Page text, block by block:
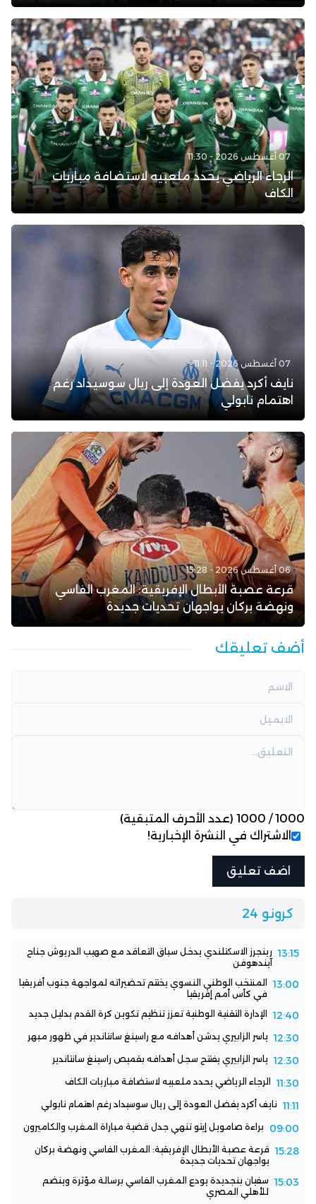
07 أغسطس 2026 - 11:30
الرجاء الرياضي يحدد ملعبيه لاستضافة مباريات
الكاف
07 أغسطس 2026 - 11:11
نايف أكرد يفضل العودة إلى ريال سوسيداد رغم
اهتمام نابولي
06 أغسطس 2026 - 15:28
قرعة عصبة الأبطال الإفريقية: المغرب الفاسي
ونهضة بركان يواجهان تحديات جديدة
أضف تعليقك
1000
/
1000 (عدد الأحرف المتبقية)
الاشتراك في النشرة الإخبارية!
كرونو 24
13:15 رينجرز الاسكتلندي يدخل سباق التعاقد مع صهيب الدريوش جناح
آيندهوفن
13:00
المنتخب الوطني النسوي يختتم تحضيراته لمواجهة جنوب أفريقيا
في كأس أمم إفريقيا
12:40 الإدارة التقنية الوطنية تعزز تنظيم تكوين كرة القدم بدليل جديد
12:30 ياسر الزابيري يدشن أهدافه مع راسينغ سانتاندير في ظهور مبهر
12:30 ياسر الزابيري يفتتح سجل أهدافه بقميص راسينغ سانتاندير
11:30 الرجاء الرياضي يحدد ملعبيه لاستضافة مباريات الكاف
11:11 نايف أكرد يفضل العودة إلى ريال سوسيداد رغم اهتمام نابولي
09:00 براءة صامويل إيتو تنهي جدل قضية مباراة المغرب والكاميرون
15:28 قرعة عصبة الأبطال الإفريقية: المغرب الفاسي ونهضة بركان
يواجهان تحديات جديدة
15:03 سفيان بنجديدة يودع المغرب الفاسي برسالة مؤثرة وينضم
للأهلي المصري